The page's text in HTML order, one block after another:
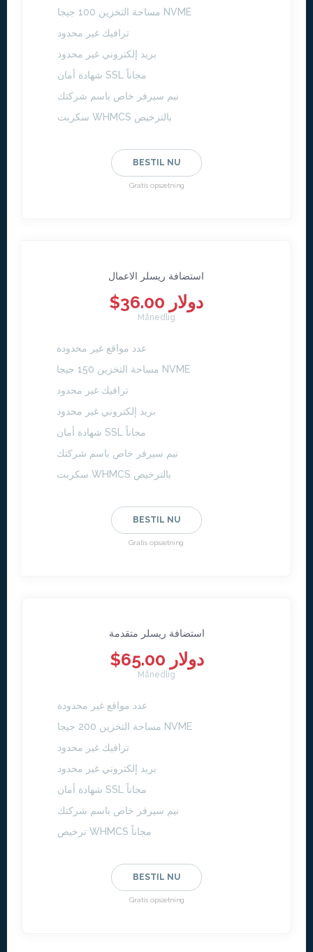
مساحة التخزين 100 جيجا NVME
ترافيك غير محدود
بريد إلكتروني غير محدود
شهادة أمان SSL مجاناً
نيم سيرفر خاص باسم شركتك
سكربت WHMCS بالترخيص
BESTIL NU
Gratis opsætning
استضافة ريسلر الاعمال
$36.00 دولار
Månedlig
عدد مواقع غير محدودة
مساحة التخزين 150 جيجا NVME
ترافيك غير محدود
بريد إلكتروني غير محدود
شهادة أمان SSL مجاناً
نيم سيرفر خاص باسم شركتك
سكربت WHMCS بالترخيص
BESTIL NU
Gratis opsætning
استضافة ريسلر متقدمة
$65.00 دولار
Månedlig
عدد مواقع غير محدودة
مساحة التخزين 200 جيجا NVME
ترافيك غير محدود
بريد إلكتروني غير محدود
شهادة أمان SSL مجاناً
نيم سيرفر خاص باسم شركتك
ترخيص WHMCS مجاناً
BESTIL NU
Gratis opsætning